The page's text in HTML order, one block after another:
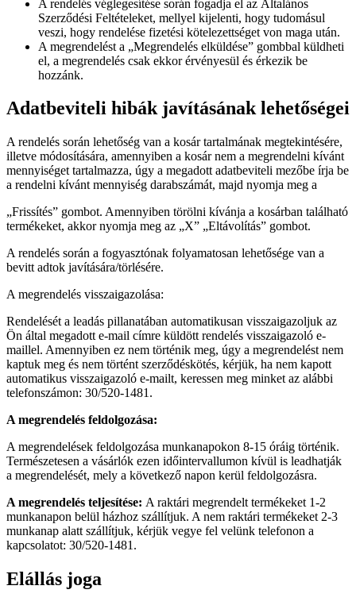
A rendelés véglegesítése során fogadja el az Általános
Szerződési Feltételeket, mellyel kijelenti, hogy tudomásul
veszi, hogy rendelése fizetési kötelezettséget von maga után.
A megrendelést a „Megrendelés elküldése” gombbal küldheti
el, a megrendelés csak ekkor érvényesül és érkezik be
hozzánk.
Adatbeviteli hibák javításának lehetőségei
A rendelés során lehetőség van a kosár tartalmának megtekintésére,
illetve módosítására, amennyiben a kosár nem a megrendelni kívánt
mennyiséget tartalmazza, úgy a megadott adatbeviteli mezőbe írja be
a rendelni kívánt mennyiség darabszámát, majd nyomja meg a
„Frissítés” gombot. Amennyiben törölni kívánja a kosárban található
termékeket, akkor nyomja meg az „X” „Eltávolítás” gombot.
A rendelés során a fogyasztónak folyamatosan lehetősége van a
bevitt adtok javítására/törlésére.
A megrendelés visszaigazolása:
Rendelését a leadás pillanatában automatikusan visszaigazoljuk az
Ön által megadott e-mail címre küldött rendelés visszaigazoló e-
maillel. Amennyiben ez nem történik meg, úgy a megrendelést nem
kaptuk meg és nem történt szerződéskötés, kérjük, ha nem kapott
automatikus visszaigazoló e-mailt, keressen meg minket az alábbi
telefonszámon: 30/520-1481.
A megrendelés feldolgozása:
A megrendelések feldolgozása munkanapokon 8-15 óráig történik.
Természetesen a vásárlók ezen időintervallumon kívül is leadhatják
a megrendelését, mely a következő napon kerül feldolgozásra.
A megrendelés teljesítése: A raktári megrendelt termékeket 1-2
munkanapon belül házhoz szállítjuk. A nem raktári termékeket 2-3
munkanap alatt szállítjuk, kérjük vegye fel velünk telefonon a
kapcsolatot: 30/520-1481.
Elállás joga